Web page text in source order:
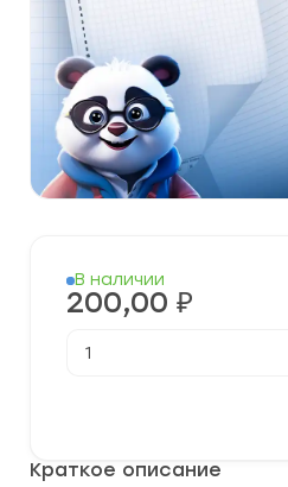
Краткое описание
В наличии
200,00 ₽
товара
Английскому